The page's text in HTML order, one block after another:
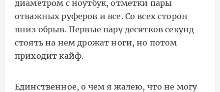
диаметром с ноутбук, отметки пары
отважных руферов и все. Со всех сторон
вниз обрыв. Первые пару десятков секунд
стоять на нем дрожат ноги, но потом
приходит кайф.
Единственное, о чем я жалею, что не могу